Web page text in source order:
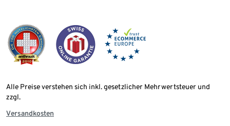
Alle Preise verstehen sich inkl. gesetzlicher Mehrwertsteuer und
zzgl.
Versandkosten